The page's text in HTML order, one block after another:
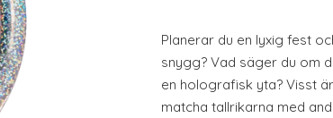
Planerar du en lyxig fest
snygg? Vad säger du om
en holografisk yta? Visst
matcha tallrikarna med